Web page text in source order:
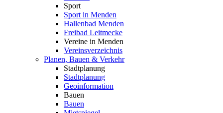
Sport
Sport in Menden
Hallenbad Menden
Freibad Leitmecke
Vereine in Menden
Vereinsverzeichnis
Planen, Bauen & Verkehr
Stadtplanung
Stadtplanung
Geoinformation
Bauen
Bauen